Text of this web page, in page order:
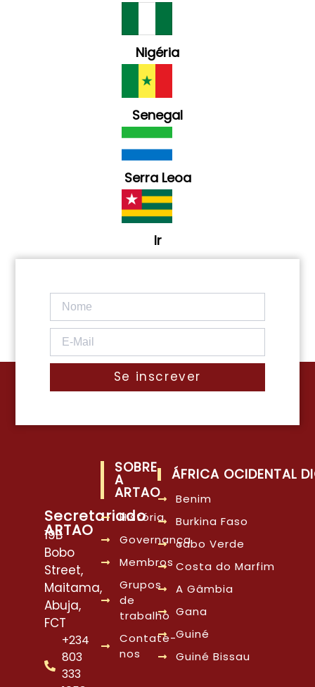
Nigéria
Senegal
Serra Leoa
Ir
Se inscrever
Secretariado
ARTAO
19B
Bobo
Street,
Maitama,
Abuja,
FCT
+234
803
333
SOBRE
A
ARTAO
História
Governança
Membros
Grupos
de
trabalho
Contate-
nos
ÁFRICA OCIDENTAL
Benim
Burkina Faso
cabo Verde
Costa do Marfim
A Gâmbia
Gana
Guiné
Guiné Bissau